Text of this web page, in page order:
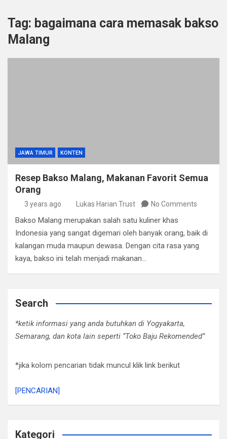
Tag: bagaimana cara memasak bakso
Malang
JAWA TIMUR KONTEN
Resep Bakso Malang, Makanan Favorit Semua
Orang
3 years ago Lukas Harian Trust No Comments
Bakso Malang merupakan salah satu kuliner khas
Indonesia yang sangat digemari oleh banyak orang, baik di
kalangan muda maupun dewasa. Dengan cita rasa yang
kaya, bakso ini telah menjadi makanan…
Search
*ketik informasi yang anda butuhkan di Yogyakarta,
Semarang, dan kota lain seperti “Toko Baju Rekomended”
*jika kolom pencarian tidak muncul klik link berikut
[PENCARIAN]
Kategori